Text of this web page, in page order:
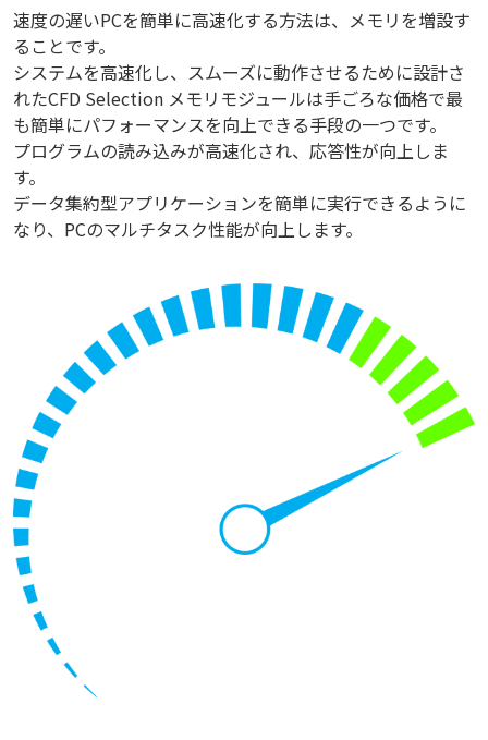
速度の遅いPCを簡単に高速化する方法は、メモリを増設す
ることです。
システムを高速化し、スムーズに動作させるために設計さ
れたCFD Selection メモリモジュールは手ごろな価格で最
も簡単にパフォーマンスを向上できる手段の一つです。
プログラムの読み込みが高速化され、応答性が向上しま
す。
データ集約型アプリケーションを簡単に実行できるように
なり、PCのマルチタスク性能が向上します。